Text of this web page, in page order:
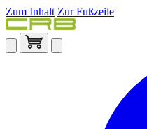
Zum Inhalt Zur Fußzeile